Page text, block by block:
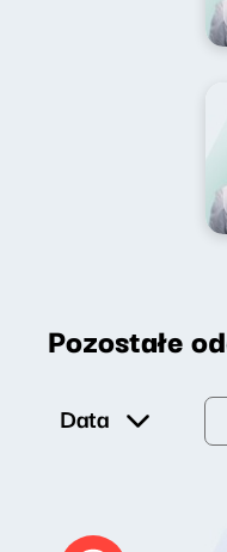
Pozostałe
Data